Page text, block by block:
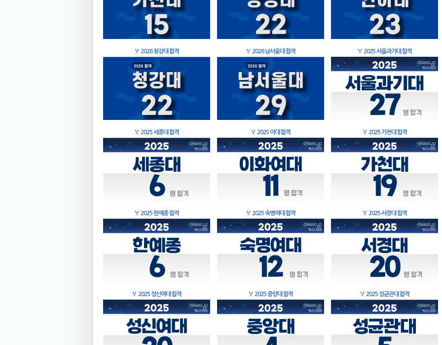
🏅 2026 청강대 합격 🏅 2026 남서울대 합격 🏅 2025 서울과기대 합격
🏅 2025 세종대 합격 🏅 2025 이대 합격 🏅 2025 가천대 합격
🏅 2025 한예종 합격 🏅 2025 숙명여대 합격 🏅 2025 서경대 합격
🏅 2025 성신여대 합격 🏅 2025 중앙대 합격 🏅 2025 성균관대 합격